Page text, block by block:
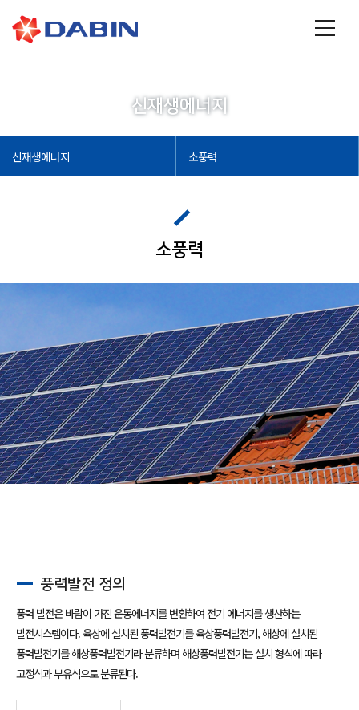
신재생에너지
신재생에너지 소풍력
소풍력
풍력발전 정의
풍력 발전은 바람이 가진 운동에너지를 변환하여 전기 에너지를 생산하는
발전시스템이다. 육상에 설치된 풍력발전기를 육상풍력발전기, 해상에 설치된
풍력발전기를 해상풍력발전기라 분류하며 해상풍력발전기는 설치 형식에 따라
고정식과 부유식으로 분류된다.